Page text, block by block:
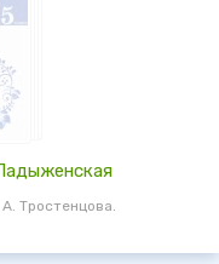
Тростенцова.